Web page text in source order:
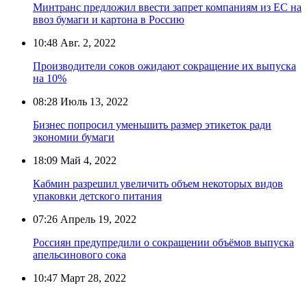
Минтранс предложил ввести запрет компаниям из ЕС на
ввоз бумаги и картона в Россию
10:48 Авг. 2, 2022
Производители соков ожидают сокращение их выпуска
на 10%
08:28 Июль 13, 2022
Бизнес попросил уменьшить размер этикеток ради
экономии бумаги
18:09 Май 4, 2022
Кабмин разрешил увеличить объем некоторых видов
упаковки детского питания
07:26 Апрель 19, 2022
Россиян предупредили о сокращении объёмов выпуска
апельсинового сока
10:47 Март 28, 2022